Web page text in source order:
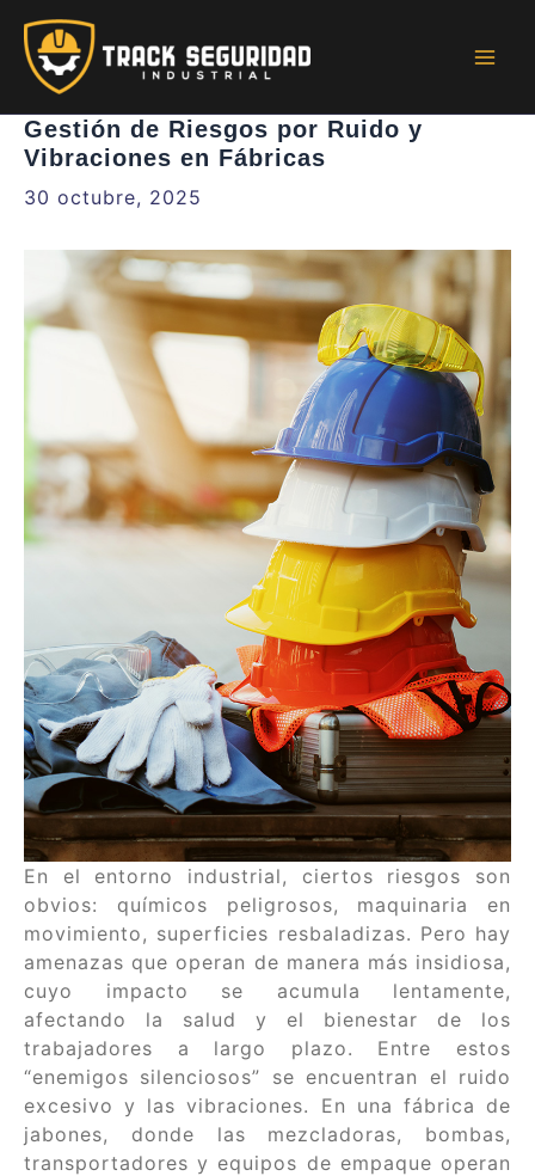
contenido
Gestión de Riesgos por Ruido y
Vibraciones en Fábricas
30 octubre, 2025
En el entorno industrial, ciertos riesgos son
obvios: químicos peligrosos, maquinaria en
movimiento, superficies resbaladizas. Pero hay
amenazas que operan de manera más insidiosa,
cuyo impacto se acumula lentamente,
afectando la salud y el bienestar de los
trabajadores a largo plazo. Entre estos
“enemigos silenciosos” se encuentran el ruido
excesivo y las vibraciones. En una fábrica de
jabones, donde las mezcladoras, bombas,
transportadores y equipos de empaque operan